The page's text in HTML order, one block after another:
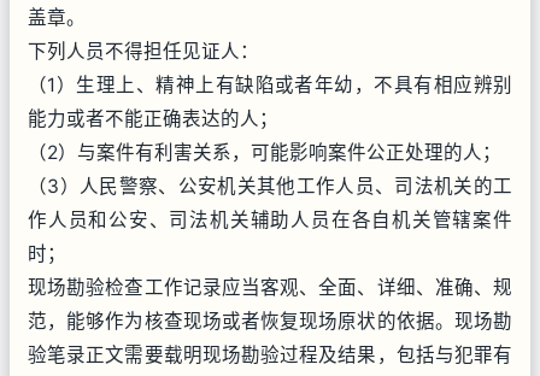
盖章。
下列人员不得担任见证人：
（1）生理上、精神上有缺陷或者年幼，不具有相应辨别
能力或者不能正确表达的人；
（2）与案件有利害关系，可能影响案件公正处理的人；
（3）人民警察、公安机关其他工作人员、司法机关的工
作人员和公安、司法机关辅助人员在各自机关管辖案件
时；
现场勘验检查工作记录应当客观、全面、详细、准确、规
范，能够作为核查现场或者恢复现场原状的依据。现场勘
验笔录正文需要载明现场勘验过程及结果，包括与犯罪有